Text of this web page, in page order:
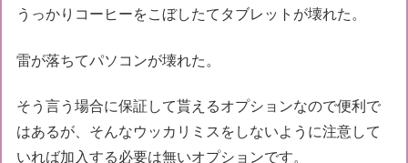
うっかりコーヒーをこぼしたてタブレットが壊れた。
雷が落ちてパソコンが壊れた。
そう言う場合に保証して貰えるオプションなので便利で
はあるが、そんなウッカリミスをしないように注意して
いれば加入する必要は無いオプションです。